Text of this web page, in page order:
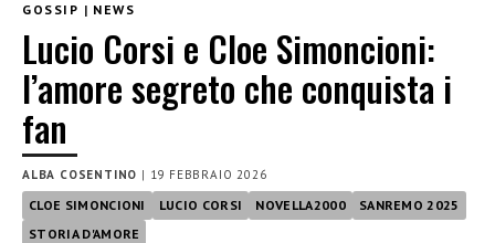
GOSSIP | NEWS
Lucio Corsi e Cloe Simoncioni:
l’amore segreto che conquista i
fan
ALBA COSENTINO | 19 FEBBRAIO 2026
CLOE SIMONCIONI LUCIO CORSI NOVELLA2000
SANREMO 2025
STORIA D'AMORE